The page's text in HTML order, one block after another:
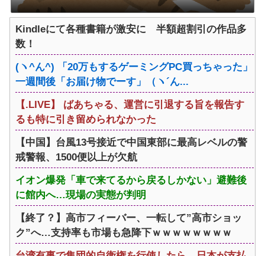
Kindleにて各種書籍が激安に 半額超割引の作品多
数！
(ヽ^ん^) 「20万もするゲーミングPC買っちゃった」
一週間後「お届け物でーす」（ヽ´ん...
【.LIVE】 ばあちゃる、運営に引退する旨を報告す
るも特に引き留められなかった
【中国】台風13号接近で中国東部に最高レベルの警
戒警報、1500便以上が欠航
イオン爆発「車で来てるから戻るしかない」避難後
に館内へ…現場の実態が判明
【終了？】高市フィーバー、一転して”高市ショッ
ク”へ…支持率も市場も急降下ｗｗｗｗｗｗｗｗ